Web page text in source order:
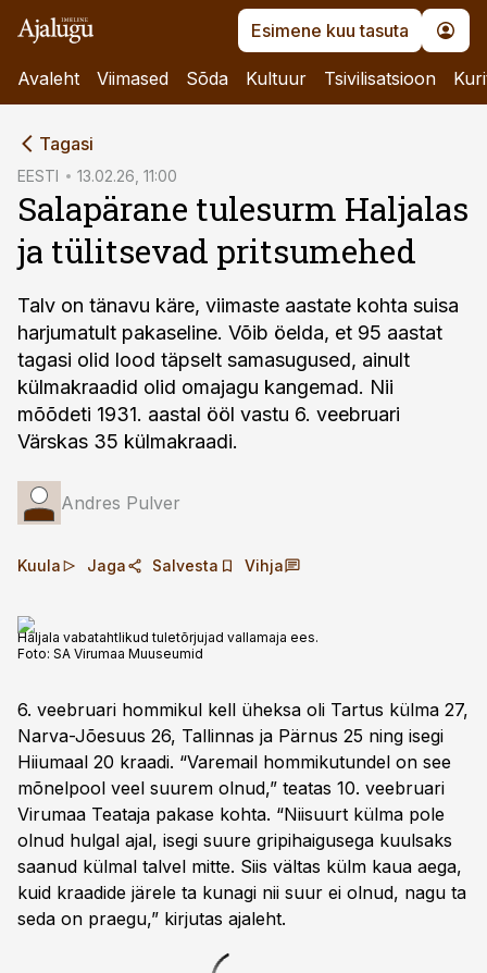
Esimene kuu tasuta
Avaleht Viimased Sõda Kultuur Tsivilisatsioon
Tagasi
EESTI 13.02.26, 11:00
Salapärane tulesurm Haljalas
ja tülitsevad pritsumehed
Talv on tänavu käre, viimaste aastate kohta suisa
harjumatult pakaseline. Võib öelda, et 95 aastat
tagasi olid lood täpselt samasugused, ainult
külmakraadid olid omajagu kangemad. Nii
mõõdeti 1931. aastal ööl vastu 6. veebruari
Värskas 35 külmakraadi.
Andres Pulver
Kuula Jaga Salvesta Vihja
Haljala vabatahtlikud tuletõrjujad vallamaja ees.
Foto: SA Virumaa Muuseumid
6. veebruari hommikul kell üheksa oli Tartus külma 27,
Narva-Jõesuus 26, Tallinnas ja Pärnus 25 ning isegi
Hiiumaal 20 kraadi. “Varemail hommikutundel on see
mõnelpool veel suurem olnud,” teatas 10. veebruari
Virumaa Teataja pakase kohta. “Niisuurt külma pole
olnud hulgal ajal, isegi suure gripihaigusega kuulsaks
saanud külmal talvel mitte. Siis vältas külm kaua aega,
kuid kraadide järele ta kunagi nii suur ei olnud, nagu ta
seda on praegu,” kirjutas ajaleht.